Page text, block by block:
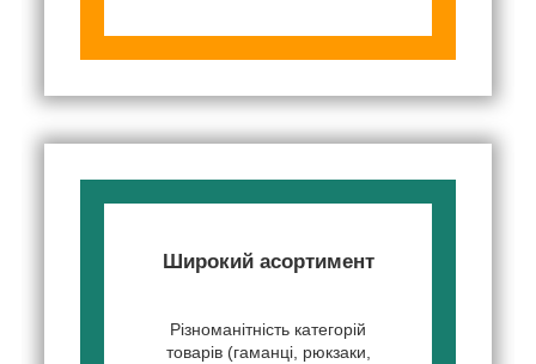
Широкий асортимент
Різноманітність категорій
товарів (гаманці, рюкзаки,